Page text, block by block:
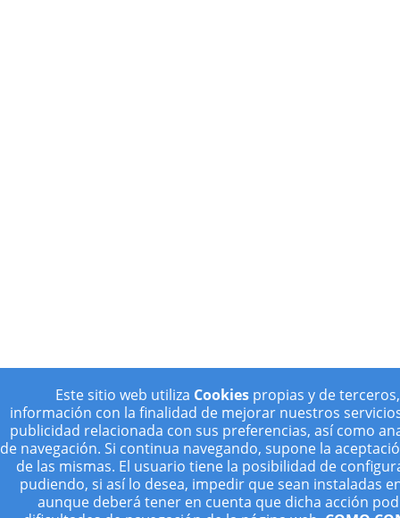
Este sitio web utiliza Cookies propias y de
información con la finalidad de mejorar nuestros
publicidad relacionada con sus preferencias, así como
de navegación. Si continua navegando, supone la
de las mismas. El usuario tiene la posibilidad de
pudiendo, si así lo desea, impedir que sean instaladas
aunque deberá tener en cuenta que dicha acción